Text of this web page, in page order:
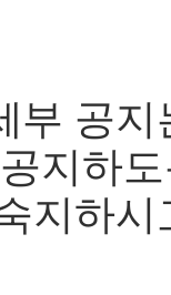
부 공
지하
지하